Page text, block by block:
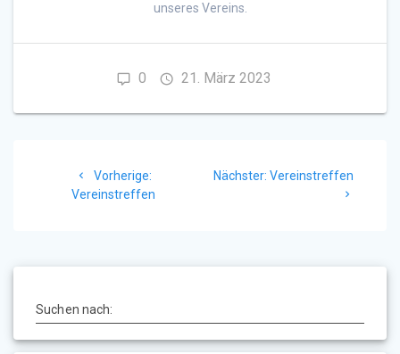
unseres Vereins.
0 21. März 2023
Vorherige:
Beitrag:
Vereinstreffen
Nächster: Nächster
Vereinstreffen
Suchen nach: